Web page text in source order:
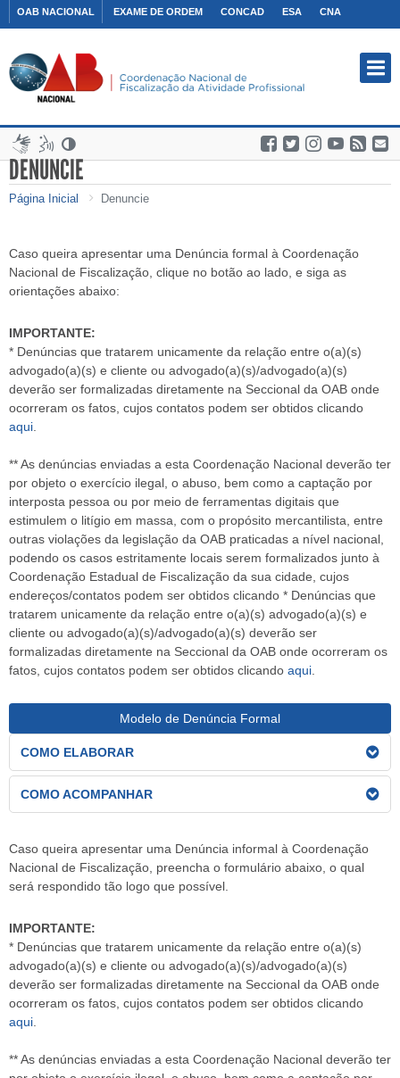
DENUNCIE
Página Inicial Denuncie
Caso queira apresentar uma Denúncia formal à Coordenação
Nacional de Fiscalização, clique no botão ao lado, e siga as
orientações abaixo:
IMPORTANTE:
* Denúncias que tratarem unicamente da relação entre o(a)(s)
advogado(a)(s) e cliente ou advogado(a)(s)/advogado(a)(s)
deverão ser formalizadas diretamente na Seccional da OAB onde
ocorreram os fatos, cujos contatos podem ser obtidos clicando
aqui
** As denúncias enviadas a esta Coordenação Nacional deverão ter
por objeto o exercício ilegal, o abuso, bem como a captação por
interposta pessoa ou por meio de ferramentas digitais que
estimulem o litígio em massa, com o propósito mercantilista, entre
outras violações da legislação da OAB praticadas a nível nacional,
podendo os casos estritamente locais serem formalizados junto à
Coordenação Estadual de Fiscalização da sua cidade, cujos
endereços/contatos podem ser obtidos clicando * Denúncias que
tratarem unicamente da relação entre o(a)(s) advogado(a)(s) e
cliente ou advogado(a)(s)/advogado(a)(s) deverão ser
formalizadas diretamente na Seccional da OAB onde ocorreram os
fatos, cujos contatos podem ser obtidos clicando aqui
Modelo de Denúncia Formal
COMO ELABORAR
COMO ACOMPANHAR
Caso queira apresentar uma Denúncia informal à Coordenação
Nacional de Fiscalização, preencha o formulário abaixo, o qual
será respondido tão logo que possível.
IMPORTANTE:
* Denúncias que tratarem unicamente da relação entre o(a)(s)
advogado(a)(s) e cliente ou advogado(a)(s)/advogado(a)(s)
deverão ser formalizadas diretamente na Seccional da OAB onde
ocorreram os fatos, cujos contatos podem ser obtidos clicando
aqui
** As denúncias enviadas a esta Coordenação Nacional deverão ter